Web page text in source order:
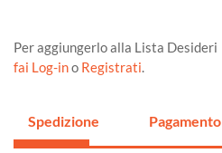
Per aggiungerlo alla Lista Desideri
fai Log-ino Registrati.
Spedizione Pagamento